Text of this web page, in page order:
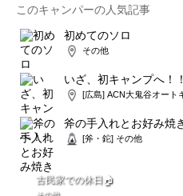
このキャンパーの人気記事
初めてのソロ
その他
いざ、初キャンプへ！！
[広島] ACN大鬼谷オート
斧の手入れとお好み焼
[斧・鉈] その他
古民家での休日🏠